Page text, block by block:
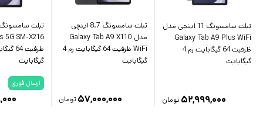
تبلت سامسونگ 11 اینچی مدل
Galaxy Tab A9 Plus WiFi
ظرفیت 64 گیگابایت رم 4
گیگابایت
۵۲,۹۹۹,۰۰۰ تومان
تبلت سامسونگ 8.7 اینچی
مدل Galaxy Tab A9 X110
WiFi ظرفیت 64 گیگابایت رم 4
گیگابایت
۵۷,۰۰۰,۰۰۰ تومان
5G SM-X216
گیگابایت
ارسال فوری